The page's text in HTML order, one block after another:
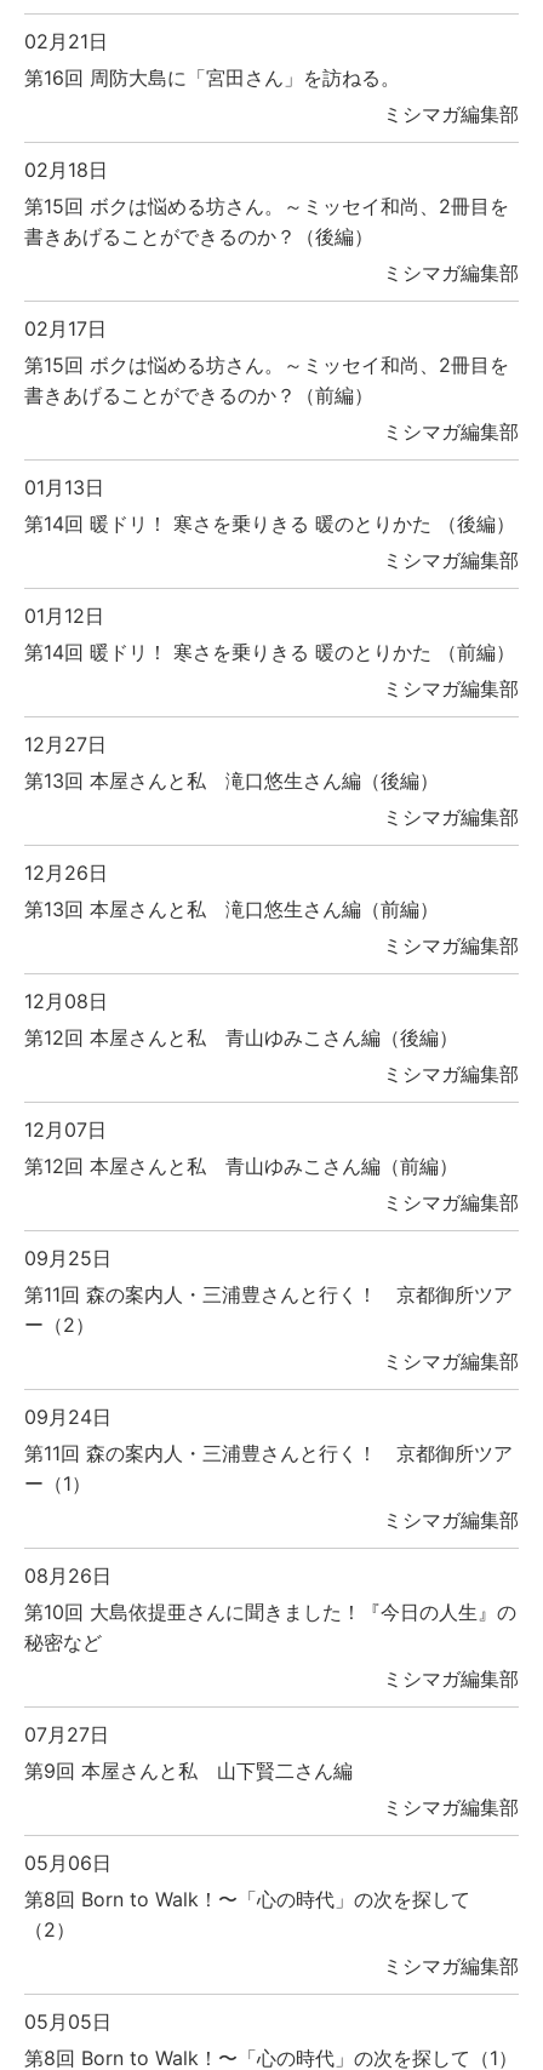
02月21日
第16回 周防大島に「宮田さん」を訪ねる。
ミシマガ編集部
02月18日
第15回 ボクは悩める坊さん。～ミッセイ和尚、2冊目を
書きあげることができるのか？（後編）
ミシマガ編集部
02月17日
第15回 ボクは悩める坊さん。～ミッセイ和尚、2冊目を
書きあげることができるのか？（前編）
ミシマガ編集部
01月13日
第14回 暖ドリ！ 寒さを乗りきる 暖のとりかた （後編）
ミシマガ編集部
01月12日
第14回 暖ドリ！ 寒さを乗りきる 暖のとりかた （前編）
ミシマガ編集部
12月27日
第13回 本屋さんと私 滝口悠生さん編（後編）
ミシマガ編集部
12月26日
第13回 本屋さんと私 滝口悠生さん編（前編）
ミシマガ編集部
12月08日
第12回 本屋さんと私 青山ゆみこさん編（後編）
ミシマガ編集部
12月07日
第12回 本屋さんと私 青山ゆみこさん編（前編）
ミシマガ編集部
09月25日
第11回 森の案内人・三浦豊さんと行く！ 京都御所ツア
ー（2）
ミシマガ編集部
09月24日
第11回 森の案内人・三浦豊さんと行く！ 京都御所ツア
ー（1）
ミシマガ編集部
08月26日
第10回 大島依提亜さんに聞きました！『今日の人生』の
秘密など
ミシマガ編集部
07月27日
第9回 本屋さんと私 山下賢二さん編
ミシマガ編集部
05月06日
第8回 Born to Walk！〜「心の時代」の次を探して
（2）
ミシマガ編集部
05月05日
第8回 Born to Walk！〜「心の時代」の次を探して（1）